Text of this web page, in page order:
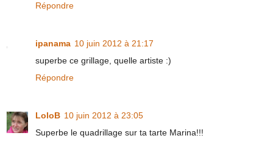
Répondre
ipanama 10 juin 2012 à 21:17
superbe ce grillage, quelle artiste :)
Répondre
LoloB 10 juin 2012 à 23:05
Superbe le quadrillage sur ta tarte Marina!!!